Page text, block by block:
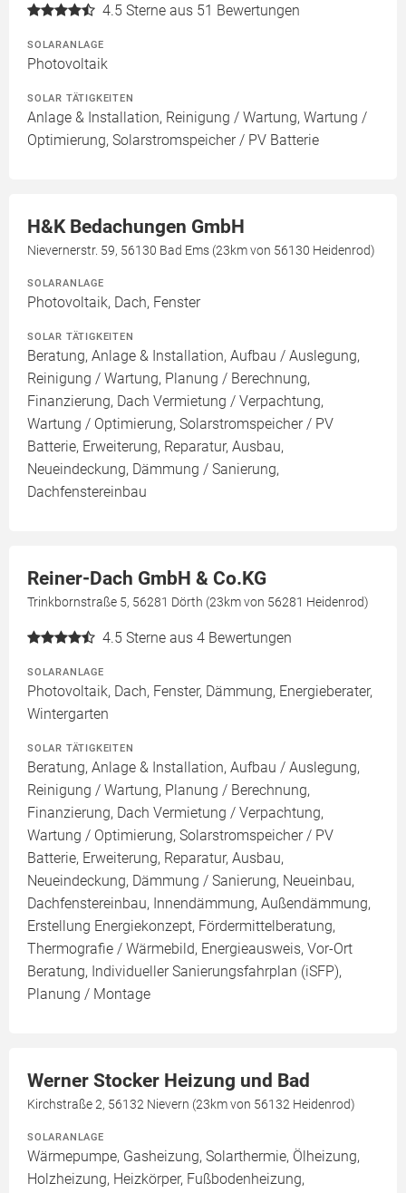
4.5 Sterne aus 51 Bewertungen
SOLARANLAGE
Photovoltaik
SOLAR TÄTIGKEITEN
Anlage & Installation, Reinigung / Wartung, Wartung /
Optimierung, Solarstromspeicher / PV Batterie
H&K Bedachungen GmbH
Nievernerstr. 59, 56130 Bad Ems (23km von 56130 Heidenrod)
SOLARANLAGE
Photovoltaik, Dach, Fenster
SOLAR TÄTIGKEITEN
Beratung, Anlage & Installation, Aufbau / Auslegung,
Reinigung / Wartung, Planung / Berechnung,
Finanzierung, Dach Vermietung / Verpachtung,
Wartung / Optimierung, Solarstromspeicher / PV
Batterie, Erweiterung, Reparatur, Ausbau,
Neueindeckung, Dämmung / Sanierung,
Dachfenstereinbau
Reiner-Dach GmbH & Co.KG
Trinkbornstraße 5, 56281 Dörth (23km von 56281 Heidenrod)
4.5 Sterne aus 4 Bewertungen
SOLARANLAGE
Photovoltaik, Dach, Fenster, Dämmung, Energieberater,
Wintergarten
SOLAR TÄTIGKEITEN
Beratung, Anlage & Installation, Aufbau / Auslegung,
Reinigung / Wartung, Planung / Berechnung,
Finanzierung, Dach Vermietung / Verpachtung,
Wartung / Optimierung, Solarstromspeicher / PV
Batterie, Erweiterung, Reparatur, Ausbau,
Neueindeckung, Dämmung / Sanierung, Neueinbau,
Dachfenstereinbau, Innendämmung, Außendämmung,
Erstellung Energiekonzept, Fördermittelberatung,
Thermografie / Wärmebild, Energieausweis, Vor-Ort
Beratung, Individueller Sanierungsfahrplan (iSFP),
Planung / Montage
Werner Stocker Heizung und Bad
Kirchstraße 2, 56132 Nievern (23km von 56132 Heidenrod)
SOLARANLAGE
Wärmepumpe, Gasheizung, Solarthermie, Ölheizung,
Holzheizung, Heizkörper, Fußbodenheizung,